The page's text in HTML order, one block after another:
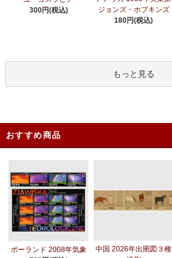
300円(税込)
ジョンズ・ホプキンズ
180円(税込)
もっと見る
おすすめ商品
ポーランド 2008年気象
中国 2026年出圉図３種